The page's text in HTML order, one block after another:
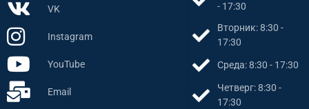
- 17:30
Вторник: 8:30 -
17:30
Среда: 8:30 - 17:30
Четверг: 8:30 -
17:30
VK
Instagram
YouTube
Email